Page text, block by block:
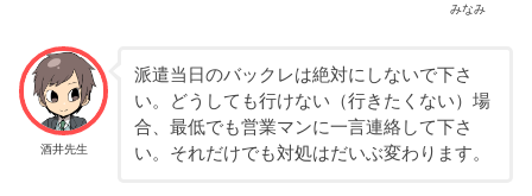
みなみ
酒井先生
派遣当日のバックレは絶対にしないで下さ
い。どうしても行けない（行きたくない）場
合、最低でも営業マンに一言連絡して下さ
い。それだけでも対処はだいぶ変わります。